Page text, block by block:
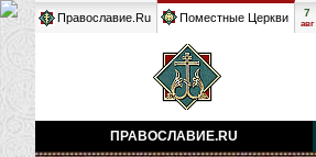
Православие.Ru Поместные Церкви 7
авг
ПРАВОСЛАВИЕ.RU